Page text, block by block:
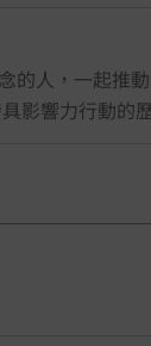
的人，一起推
影響力行動的